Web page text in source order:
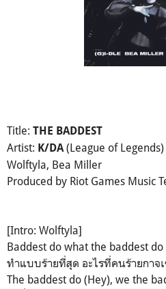
Title: THE BADDEST
Artist: K/DA(League of Legends)
Wolftyla, Bea Miller
Produced by Riot Games Music
[Intro: Wolftyla]
Baddest do what the baddest do
ทำแบบร้ายที่สุด อะไรที่คนร้ายกาจ
The baddest do (Hey), we the